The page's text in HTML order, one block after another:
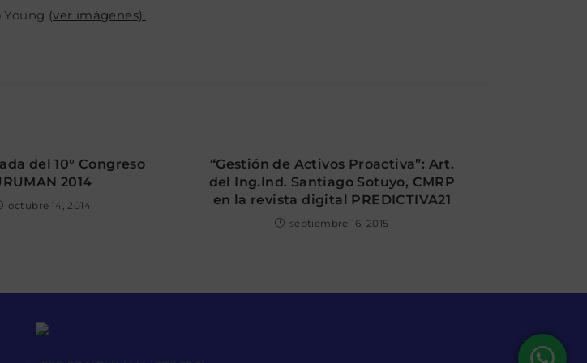
Young (ver imágenes).
del 10° Congreso
2014
octubre 14, 2014
“Gestión de Activos Proactiva”: Art.
del Ing.Ind. Santiago Sotuyo, CMRP
en la revista digital PREDICTIVA21
septiembre 16, 2015